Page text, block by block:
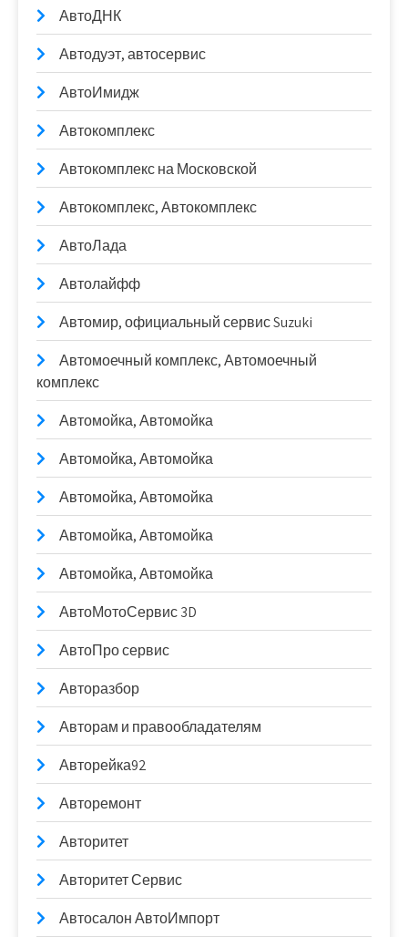
АвтоДНК
Автодуэт, автосервис
АвтоИмидж
Автокомплекс
Автокомплекс на Московской
Автокомплекс, Автокомплекс
АвтоЛада
Автолайфф
Автомир, официальный сервис Suzuki
Автомоечный комплекс, Автомоечный
комплекс
Автомойка, Автомойка
Автомойка, Автомойка
Автомойка, Автомойка
Автомойка, Автомойка
Автомойка, Автомойка
АвтоМотоСервис 3D
АвтоПро сервис
Авторазбор
Авторам и правообладателям
Авторейка92
Авторемонт
Авторитет
Авторитет Сервис
Автосалон АвтоИмпорт